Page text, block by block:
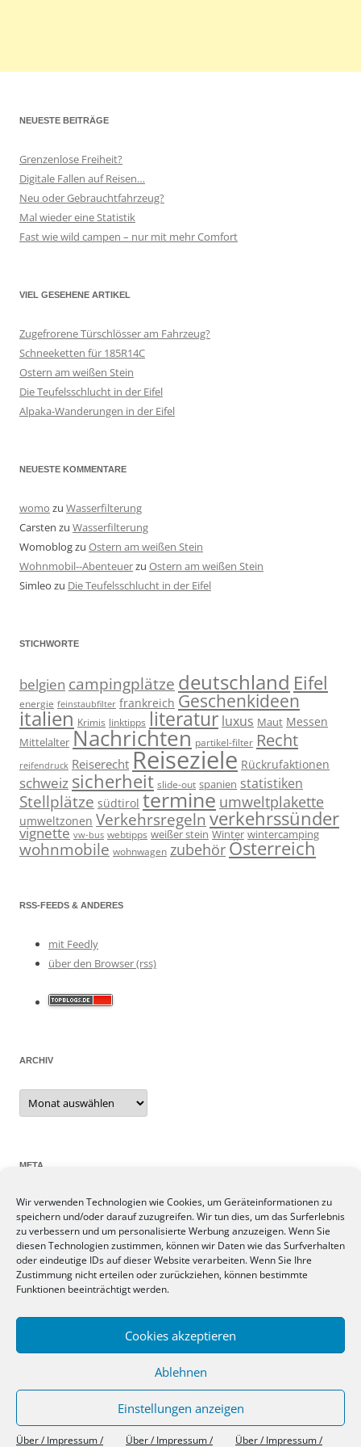
Wir verwenden Technologien wie Cookies, um Geräteinformationen zu
speichern und/oder darauf zuzugreifen. Wir tun dies, um das Surferlebnis
zu verbessern und um personalisierte Werbung anzuzeigen. Wenn Sie
diesen Technologien zustimmen, können wir Daten wie das Surfverhalten
oder eindeutige IDs auf dieser Website verarbeiten. Wenn Sie Ihre
Zustimmung nicht erteilen oder zurückziehen, können bestimmte
Funktionen beeinträchtigt werden.
Cookies akzeptieren
Ablehnen
Einstellungen anzeigen
Über / Impressum /
Über / Impressum /
Über / Impressum /
NEUESTE BEITRÄGE
Grenzenlose Freiheit?
Digitale Fallen auf Reisen…
Neu oder Gebrauchtfahrzeug?
Mal wieder eine Statistik
Fast wie wild campen – nur mit mehr Comfort
VIEL GESEHENE ARTIKEL
Zugefrorene Türschlösser am Fahrzeug?
Schneeketten für 185R14C
Ostern am weißen Stein
Die Teufelsschlucht in der Eifel
Alpaka-Wanderungen in der Eifel
NEUESTE KOMMENTARE
womo zu Wasserfilterung
Carsten zu Wasserfilterung
Womoblogzu Ostern am weißen Stein
Wohnmobil--Abenteuerzu Ostern am weißen Stein
Simleo zu Die Teufelsschlucht in der Eifel
STICHWORTE
belgien campingplätze deutschland Eifel
energie feinstaubfilter frankreich Geschenkideen
italien Krimis linktipps literatur luxus Maut Messen
Mittelalter Nachrichten partikel-filter Recht
reifendruck Reiserecht Reiseziele Rückrufaktionen
schweiz sicherheit slide-out spanien statistiken
Stellplätze südtirol termine umweltplakette
umweltzonen Verkehrsregeln verkehrssünder
vignette vw-bus webtipps weißer stein Winter wintercamping
wohnmobile wohnwagen zubehör Österreich
RSS-FEEDS & ANDERES
mit Feedly
über den Browser (rss)
ARCHIV
Archiv
META
Anmelden
Eintrags-Feed
Kommentar-Feed
WordPress.org
SIEBEN TAGE, SIEBEN THEMEN
Über / Impressum / Datenschutz Stolz präsentiert von WordPress